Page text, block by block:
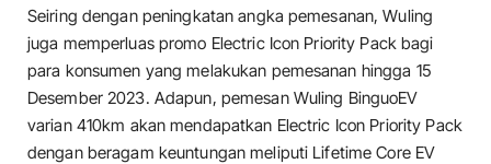
Seiring dengan peningkatan angka pemesanan, Wuling
juga memperluas promo Electric Icon Priority Pack bagi
para konsumen yang melakukan pemesanan hingga 15
Desember 2023. Adapun, pemesan Wuling BinguoEV
varian 410km akan mendapatkan Electric Icon Priority Pack
dengan beragam keuntungan meliputi Lifetime Core EV